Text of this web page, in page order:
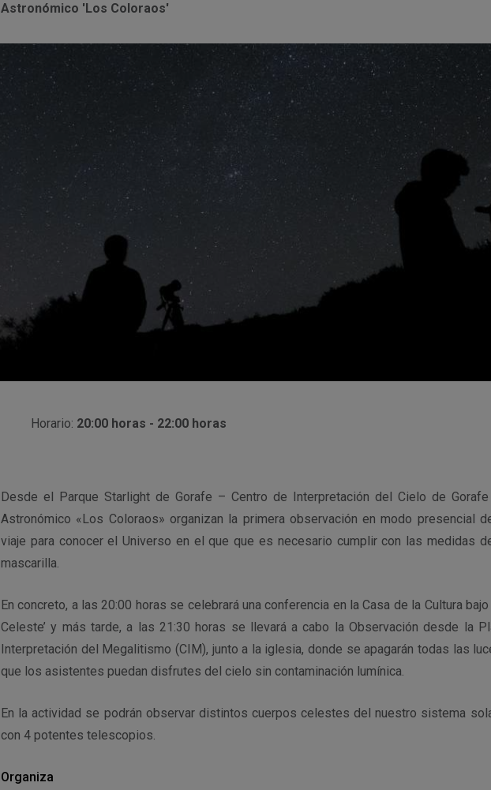
Astronómico 'Los Coloraos'
Horario: 20:00 horas - 22:00 horas
Desde el Parque Starlight de Gorafe – Centro de Interpretación del Cielo de
Astronómico «Los Coloraos» organizan la primera observación en modo presencial
viaje para conocer el Universo en el que que es necesario cumplir con las medidas
mascarilla.
En concreto, a las 20:00 horas se celebrará una conferencia en la Casa de la Cultura
Celeste’ y más tarde, a las 21:30 horas se llevará a cabo la Observación desde la
Interpretación del Megalitismo (CIM), junto a la iglesia, donde se apagarán todas las
que los asistentes puedan disfrutes del cielo sin contaminación lumínica.
En la actividad se podrán observar distintos cuerpos celestes del nuestro sistema
con 4 potentes telescopios.
Organiza